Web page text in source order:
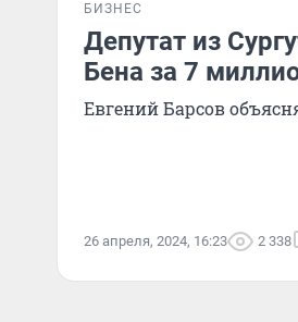
БИЗНЕС
Депутат из
Бена за 7
Евгений Барсов
26 апреля, 2024, 16:23 2 338